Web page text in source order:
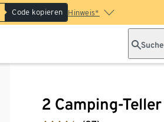
Code kopieren Hinweis*
Suche
2 Camping-Teller